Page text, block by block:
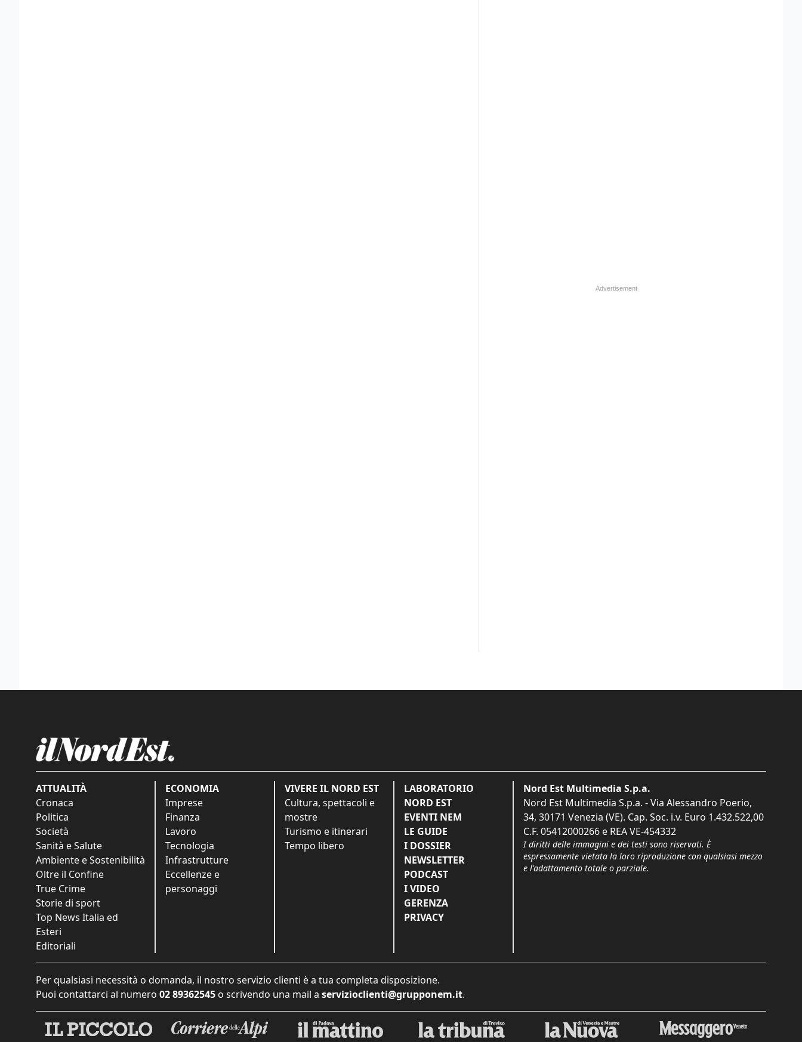
ATTUALITÀ
Cronaca
Politica
Società
Sanità e Salute
Ambiente e Sostenibilità
Oltre il Confine
True Crime
Storie di sport
Top News Italia ed
Esteri
Editoriali
ECONOMIA
Imprese
Finanza
Lavoro
Tecnologia
Infrastrutture
Eccellenze e
personaggi
VIVERE IL NORD EST
Cultura, spettacoli e
mostre
Turismo e itinerari
Tempo libero
LABORATORIO
NORD EST
EVENTI NEM
LE GUIDE
I DOSSIER
NEWSLETTER
PODCAST
I VIDEO
GERENZA
PRIVACY
Nord Est Multimedia S.p.a.
Nord Est Multimedia S.p.a. - Via Alessandro Poerio,
34, 30171 Venezia (VE). Cap. Soc. i.v. Euro 1.432.522,00
C.F. 05412000266 e REA VE-454332
I diritti delle immagini e dei testi sono riservati. È
espressamente vietata la loro riproduzione con qualsiasi mezzo
e l'adattamento totale o parziale.
Per qualsiasi necessità o domanda, il nostro servizio clienti è a tua completa disposizione.
Puoi contattarci al numero 02 89362545 o scrivendo una mail a servizioclienti@grupponem.it.